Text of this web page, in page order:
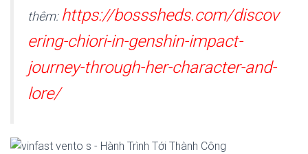
thêm: https://bosssheds.com/discov
ering-chiori-in-genshin-impact-
journey-through-her-character-and-
lore/